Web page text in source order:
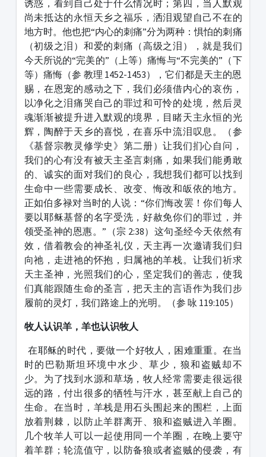
诱惑，看到自己处于什么情况时；第四，当人默观
尚未抵达的永恒天乡之福乐，洒泪观望自己不在的
地方时。他也把“内心的刺痛”分为两种：惧怕的刺痛
（初级之泪）和爱的刺痛（高级之泪），就是我们
今天所说的“完美的”（上等）痛悔与“不完美的”（下
等）痛悔（参 教理 1452-1453），它们都是天主的恩
赐，在恩宠的感动之下，我们必须借内心的哀伤，
以净化之泪痛哭自己的罪过和可怜的处境，然后灵
魂渐渐被提升进入默观的境界，目睹天主永恒的光
辉，陶醉于天乡的喜悦，在喜乐中流泪叹息。（参
《基督宗教灵修学史》第二册）让我们扪心自问，
我们的心有没有被天主圣言刺痛，如果我们能勇敢
的、诚实的面对我们的良心，我想我们都可以找到
生命中一些需要成长、改变、悔改和皈依的地方。
正如伯多禄对当时的人说：“你们悔改罢！你们每人
要以耶稣基督的名字受洗，好赦免你们的罪过，并
领受圣神的恩惠。”（宗 2:38）这句圣经今天依然有
效，借着教会的神圣礼仪，天主再一次邀请我们归
向祂，走进祂的怀抱，归属祂的羊栈。让我们祈求
天主圣神，光照我们的心，坚定我们的善志，使我
们真能跟随生命的圣言，把天主的言语作为我们步
履前的灵灯，我们路途上的光明。（参 咏 119:105）
牧人认识羊，羊也认识牧人
在耶稣的时代，要做一个好牧人，困难重重。在当
时的巴勒斯坦环境中水少、草少，狼和盗贼却不
少。为了找到水源和草场，牧人经常需要走很远很
远的路，付出很多的牺牲与汗水，甚至献上自己的
生命。在当时，羊栈是用石头围起来的围栏，上面
放着荆棘，以防止羊群离开、狼和盗贼进入羊圈。
几个牧羊人可以一起使用同一个羊圈，在晚上要守
着羊群；轮流值守，以防备狼或者盗贼的侵袭，有